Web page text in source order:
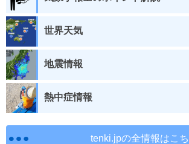
世界天気
地震情報
熱中症情報
tenki.jpの全情報はこ